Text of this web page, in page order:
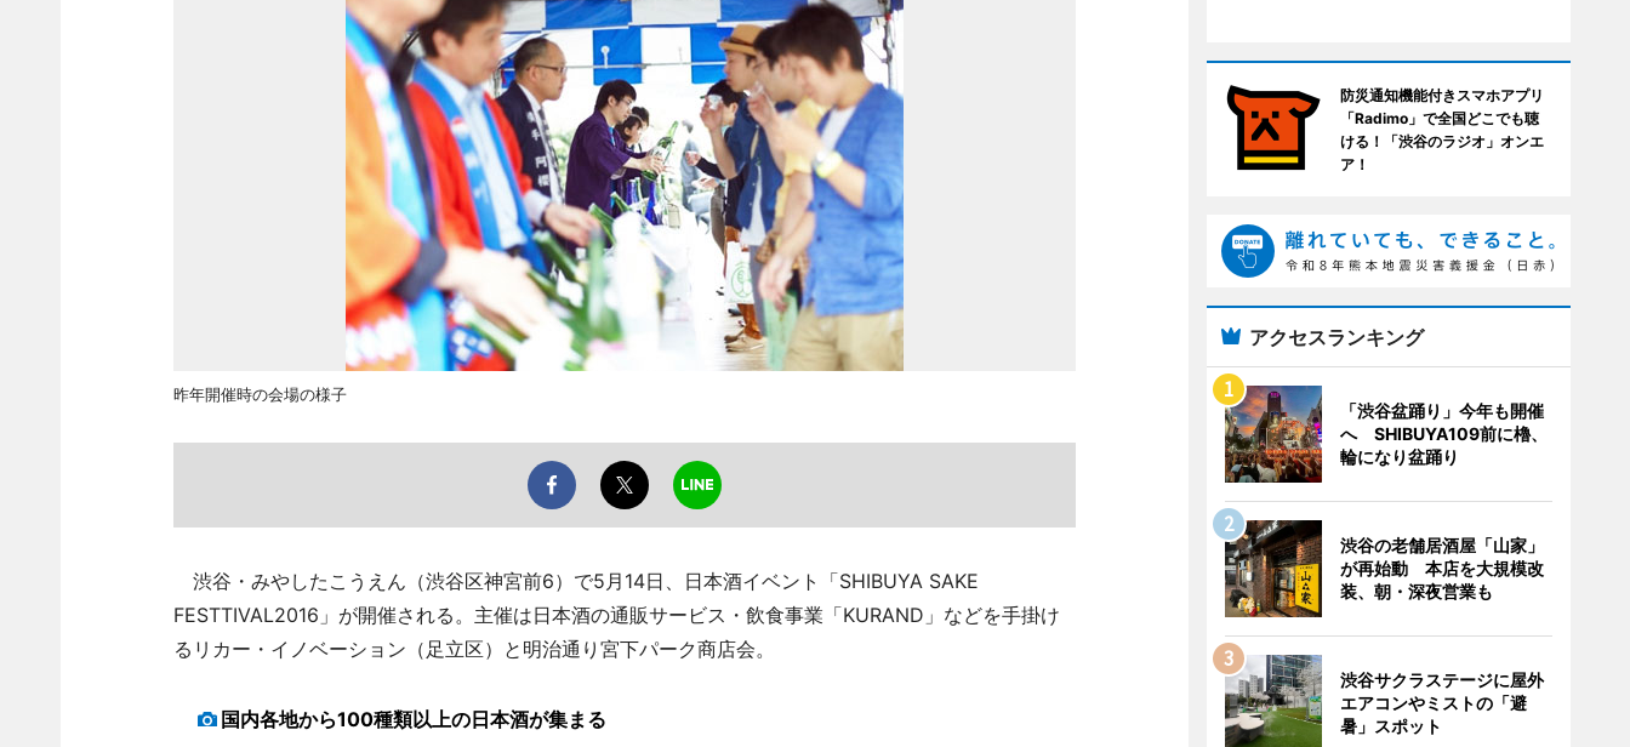
昨年開催時の会場の様子
渋谷・みやしたこうえん（渋谷区神宮前6）で5月14日、日本酒イベント「SHIBUYA SAKE
FESTTIVAL2016」が開催される。主催は日本酒の通販サービス・飲食事業「KURAND」などを手掛け
るリカー・イノベーション（足立区）と明治通り宮下パーク商店会。
国内各地から100種類以上の日本酒が集まる
防災通知機能付きスマホアプリ
「Radimo」で全国どこでも聴
ける！「渋谷のラジオ」オンエ
ア！
アクセスランキング
「渋谷盆踊り」今年も開催
へ SHIBUYA109前に櫓、
輪になり盆踊り
渋谷の老舗居酒屋「山家」
が再始動 本店を大規模改
装、朝・深夜営業も
渋谷サクラステージに屋外
エアコンやミストの「避
暑」スポット